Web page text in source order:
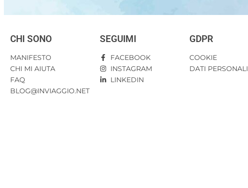
CHI SONO
MANIFESTO
CHI MI AIUTA
FAQ
BLOG@INVIAGGIO.NET
SEGUIMI
FACEBOOK
INSTAGRAM
LINKEDIN
GDPR
COOKIE
DATI PERSONALI